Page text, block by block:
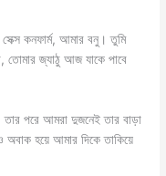
কনফার্ম, আমার বনু। তুমি
তোমার জ্যাঠু আজ যাকে পাবে
পরে আমরা দুজনেই তার বাড়া
হয়ে আমার দিকে তাকিয়ে